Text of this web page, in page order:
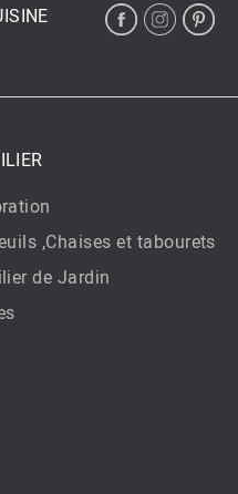
,Chaises et tabourets
de Jardin